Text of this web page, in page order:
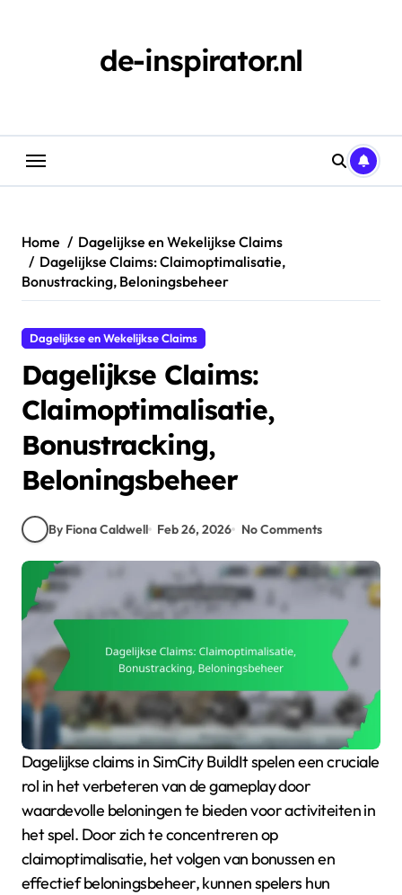
de-inspirator.nl
Home
Dagelijkse en Wekelijkse Claims
Dagelijkse Claims: Claimoptimalisatie,
Bonustracking, Beloningsbeheer
Dagelijkse en Wekelijkse Claims
Dagelijkse Claims:
Claimoptimalisatie,
Bonustracking,
Beloningsbeheer
By Fiona Caldwell Feb 26, 2026 No Comments
Dagelijkse claims in SimCity BuildIt spelen een cruciale
rol in het verbeteren van de gameplay door
waardevolle beloningen te bieden voor activiteiten in
het spel. Door zich te concentreren op
claimoptimalisatie, het volgen van bonussen en
effectief beloningsbeheer, kunnen spelers hun